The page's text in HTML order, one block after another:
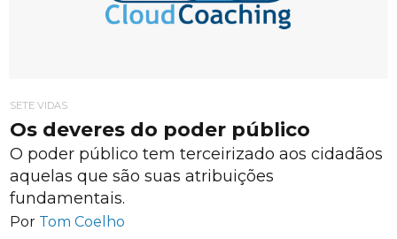
SETE VIDAS
Os deveres do poder público
O poder público tem terceirizado aos cidadãos
aquelas que são suas atribuições
fundamentais.
Por Tom Coelho